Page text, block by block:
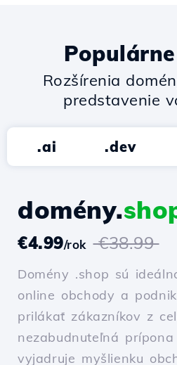
Rozšírenia
predstavenie
.ai .dev
domény.
€4.99/rok €38.99
Domény .shop sú
online obchody a
prilákať zákazníkov z
nezabudnuteľná prípona
vyjadruje myšlienku